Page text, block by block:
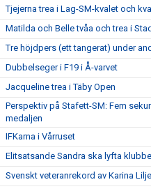
Tjejerna trea i Lag-SM-kvalet och
Matilda och Belle tvåa och trea i
Tre höjdpers (ett tangerat) under
Dubbelseger i F19 i Å-varvet
Jacqueline trea i Täby Open
Perspektiv på Stafett-SM: Fem
medaljen
IFKarna i Vårruset
Elitsatsande Sandra ska lyfta
Svenskt veteranrekord av Karina